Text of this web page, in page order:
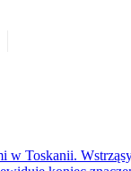
w Toskanii.